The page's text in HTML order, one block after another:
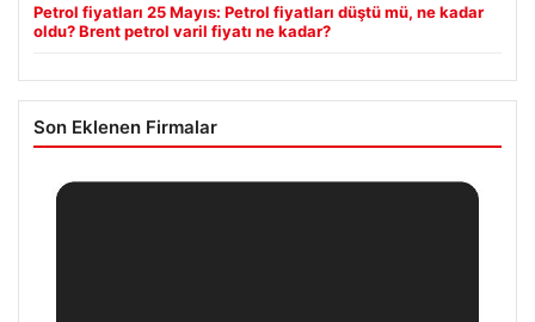
Petrol fiyatları 25 Mayıs: Petrol fiyatları düştü mü, ne kadar
oldu? Brent petrol varil fiyatı ne kadar?
Son Eklenen Firmalar